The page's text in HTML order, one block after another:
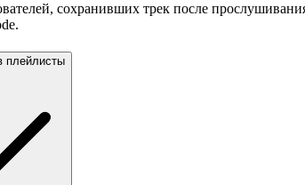
сохранивших трек после
плейлисты